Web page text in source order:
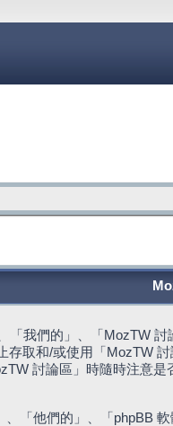
我們的」、「MozTW
取和/或使用「MozTW
討論區」時隨時注意
「他們的」、「phpBB